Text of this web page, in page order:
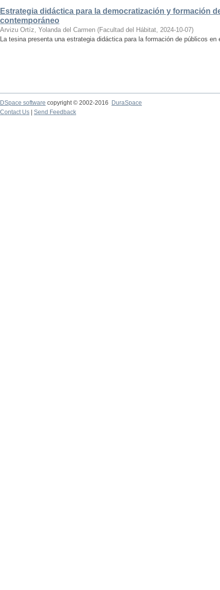
Estrategia didáctica para la democratización y formación
contemporáneo
Arvizu Ortíz, Yolanda del Carmen (Facultad del Hábitat, 2024-10-07)
La tesina presenta una estrategia didáctica para la formación de públicos en
DSpace software copyright © 2002-2016
DuraSpace
Contact Us
Send Feedback